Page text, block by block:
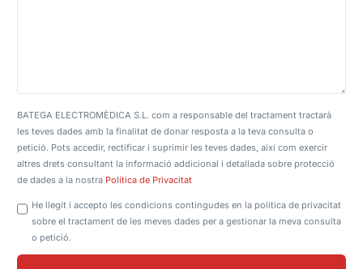
BATEGA ELECTROMÈDICA S.L. com a responsable del tractament tractarà
les teves dades amb la finalitat de donar resposta a la teva consulta o
petició. Pots accedir, rectificar i suprimir les teves dades, així com exercir
altres drets consultant la informació addicional i detallada sobre protecció
de dades a la nostra Política de Privacitat
He llegit i accepto les condicions contingudes en la política de privacitat
sobre el tractament de les meves dades per a gestionar la meva consulta
o petició.